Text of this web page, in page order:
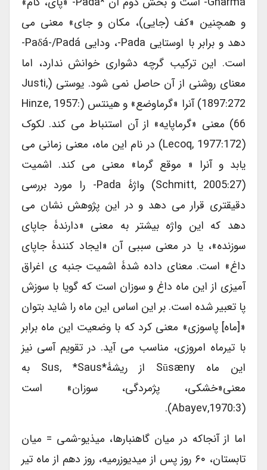
و همچنین «کف (جایی)، مکان و جای» معنی می
دهد و برابر با اوستایی Pada-، ودایی Paδá-/padá-
است. این ترکیب گرچه دشواری خوانش ندارد، اما
معنای روشنی از آن حاصل نمی شود. یوستی (Justi,
1897:272) آنرا «گرماوضع» و هینتس (Hinze, 1957:
66) معنی «گرماپایه» از آن استنباط می کند. لکوک
(Lecoq, 1977:172) در نام این ماه، معنی زمانی می
یابد و آنرا « موقع گرما» معنی می کند. اشمیت
(Schmitt, 2005:27) واژۀ Pada- را مورد بررسی
دقیقتری قرار می دهد و در این پژوهش نشان می
دهد که این واژه بیشتر به معنی «دارندۀ جاپای
سوزنده»، یا در معنی سببی آن «ایجاد کنندۀ جاپای
داغ» است. معنای داده شدۀ اشمیت جنبه ی اغراق
آمیزی از این ماه داغ و سوزان است که گویا با سوزش
پا تعبیر شده است. بر این اساس این ماه را شاید بتوان
«[ماه] پاسوزی» معنی کرد که با وضعیت این ماه برابر
با تیرماه امروزی، مناسب می آید. در تقویم آسی نیز
این ماه Sūsæny از ریشۀ*sus, *saus به
معنی«خشکی، پژمردگی، سوزان» است
اما از آنجاکه در میان گاهنبارها، میذیو-شمی = میان
تابستان، ۶۰ روز پس از میدیوزرمیه، روز دهم از ماه تیر